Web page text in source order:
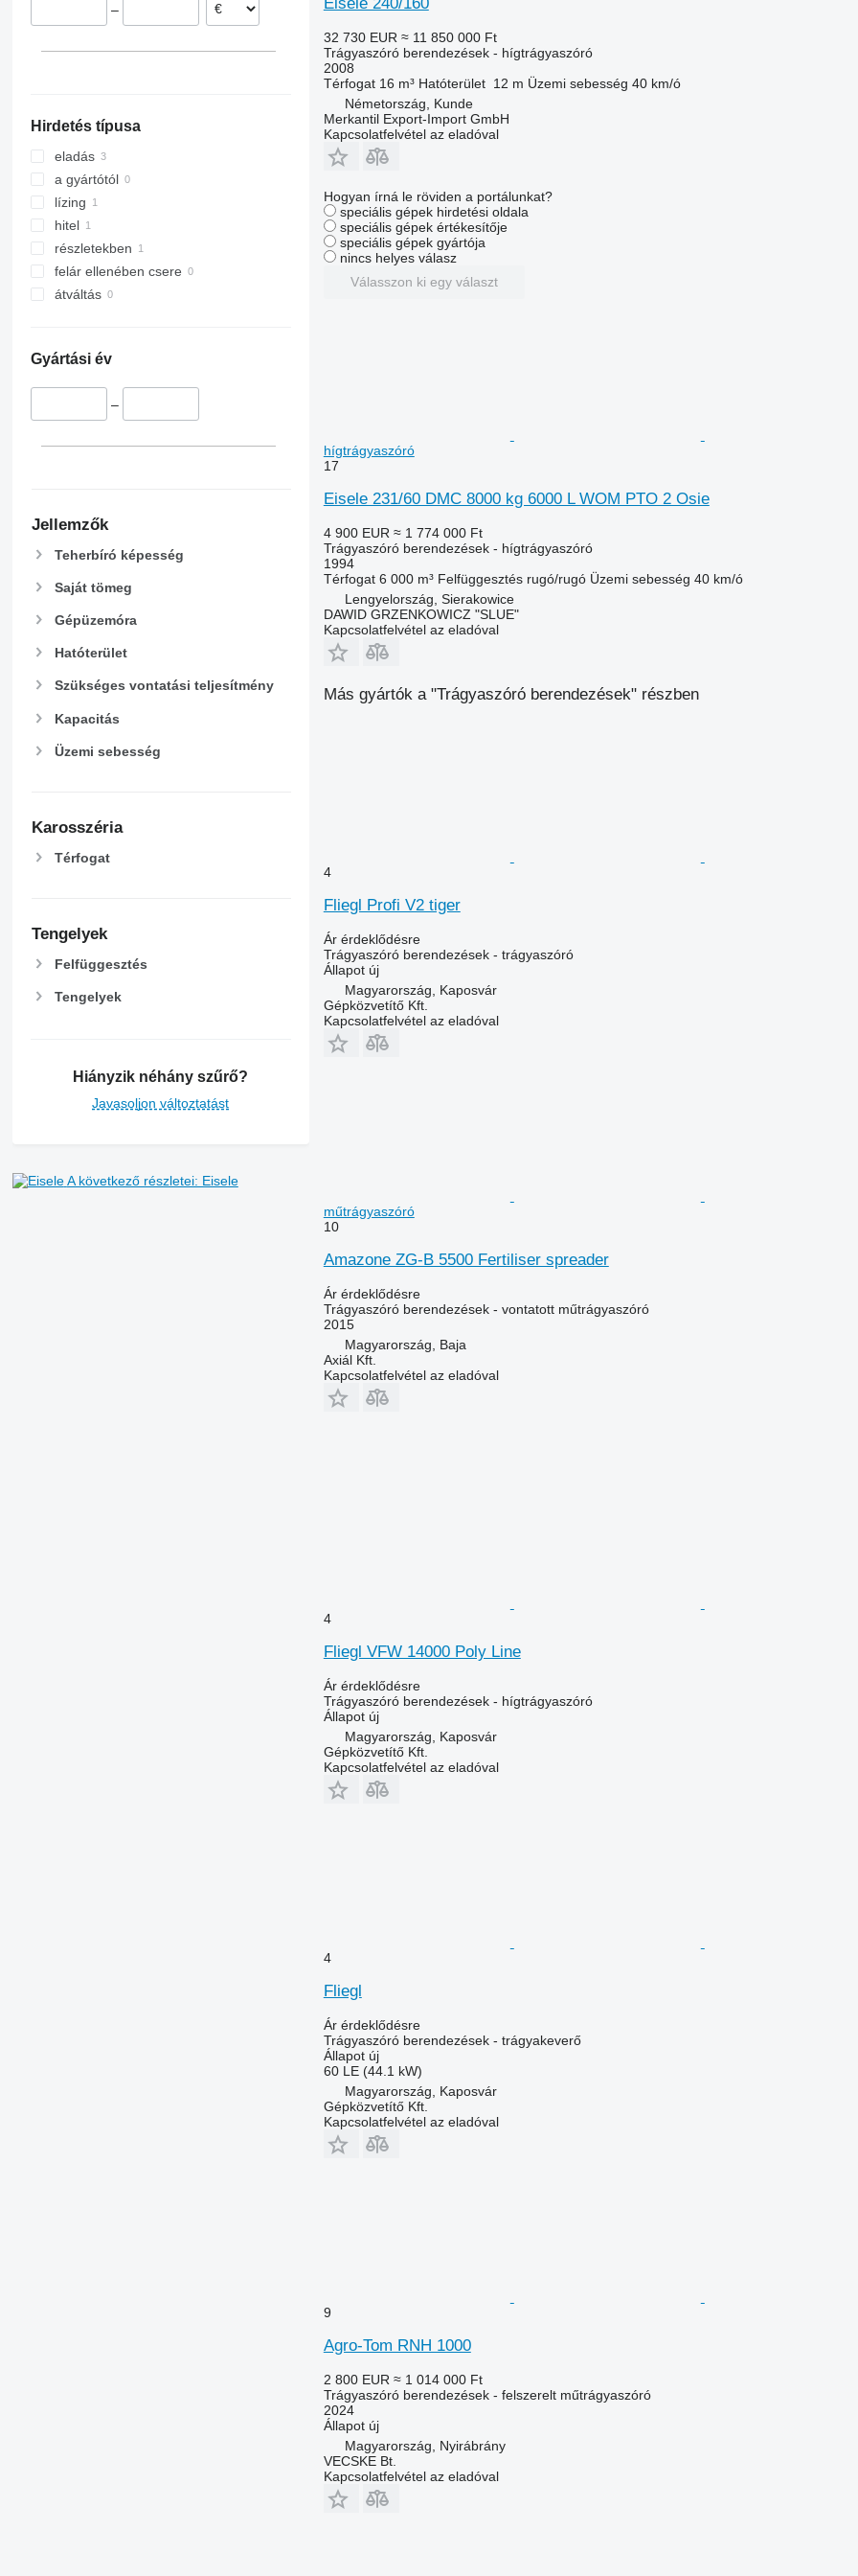
–
Hirdetés típusa
eladás
a gyártótól
lízing
hitel
részletekben
felár ellenében csere
átváltás
Gyártási év
–
Jellemzők
Teherbíró képesség
Saját tömeg
Gépüzemóra
Hatóterület
Szükséges vontatási teljesítmény
Kapacitás
Üzemi sebesség
Karosszéria
Térfogat
Tengelyek
Felfüggesztés
Tengelyek
Hiányzik néhány szűrő?
Javasoljon változtatást
A következő részletei: Eisele
32 730 EUR ≈ 11 850 000 Ft
Trágyaszóró berendezések - hígtrágyaszóró
2008
Térfogat 16 m³ Hatóterület 12 m Üzemi sebesség 40 km/ó
Németország, Kunde
Merkantil Export-Import GmbH
Kapcsolatfelvétel az eladóval
Hogyan írná le röviden a portálunkat?
speciális gépek hirdetési oldala
speciális gépek értékesítője
speciális gépek gyártója
nincs helyes válasz
Válasszon ki egy választ
hígtrágyaszóró
17
Eisele 231/60 DMC 8000 kg 6000 L WOM PTO 2 Osie
4 900 EUR ≈ 1 774 000 Ft
Trágyaszóró berendezések - hígtrágyaszóró
1994
Térfogat 6 000 m³ Felfüggesztés rugó/rugó Üzemi sebesség 40 km/ó
Lengyelország, Sierakowice
DAWID GRZENKOWICZ "SLUE"
Kapcsolatfelvétel az eladóval
Más gyártók a "Trágyaszóró berendezések" részben
4
Fliegl Profi V2 tiger
Ár érdeklődésre
Trágyaszóró berendezések - trágyaszóró
Állapotúj
Magyarország, Kaposvár
Gépközvetítő Kft.
Kapcsolatfelvétel az eladóval
műtrágyaszóró
10
Amazone ZG-B 5500 Fertiliser spreader
Ár érdeklődésre
Trágyaszóró berendezések - vontatott műtrágyaszóró
2015
Magyarország, Baja
Axiál Kft.
Kapcsolatfelvétel az eladóval
4
Fliegl VFW 14000 Poly Line
Ár érdeklődésre
Trágyaszóró berendezések - hígtrágyaszóró
Állapotúj
Magyarország, Kaposvár
Gépközvetítő Kft.
Kapcsolatfelvétel az eladóval
4
Fliegl
Ár érdeklődésre
Trágyaszóró berendezések - trágyakeverő
Állapotúj
60 LE (44.1 kW)
Magyarország, Kaposvár
Gépközvetítő Kft.
Kapcsolatfelvétel az eladóval
9
Agro-Tom RNH 1000
2 800 EUR ≈ 1 014 000 Ft
Trágyaszóró berendezések - felszerelt műtrágyaszóró
2024
Állapotúj
Magyarország, Nyirábrány
VECSKE Bt.
Kapcsolatfelvétel az eladóval